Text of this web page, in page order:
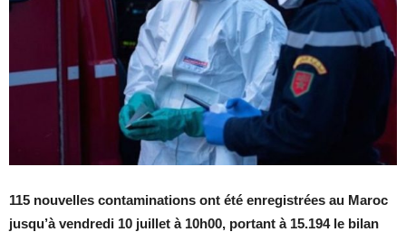
115 nouvelles contaminations ont été enregistrées au Maroc
jusqu’à vendredi 10 juillet à 10h00, portant à 15.194 le bilan